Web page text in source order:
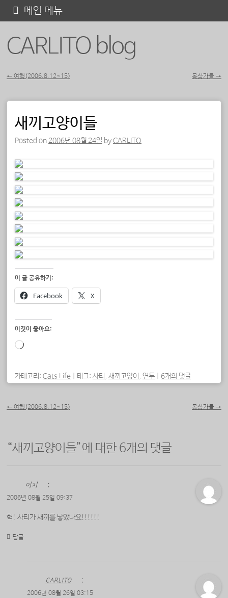
CARLITO blog
메인 메뉴
텐
← 여행(2006.8.12~15) 몽상가들 →
새끼고양이들
Posted on 2006년 08월 24일 byCARLITO
이 글 공유하기:
Facebook X
이것이 좋아요:
로
중...
카테고리: Cats Life 태그: 사티, 새끼고양이 , 연두 6개의 댓글
← 여행(2006.8.12~15) 몽상가들 →
“새끼고양이들”에 대한 6개의 댓글
이지 :
2006년 08월 25일 09:37
헉! 사티가 새끼를 낳았나요!!!!!!
답글
CARLITO :
2006년 08월 26일 03:15